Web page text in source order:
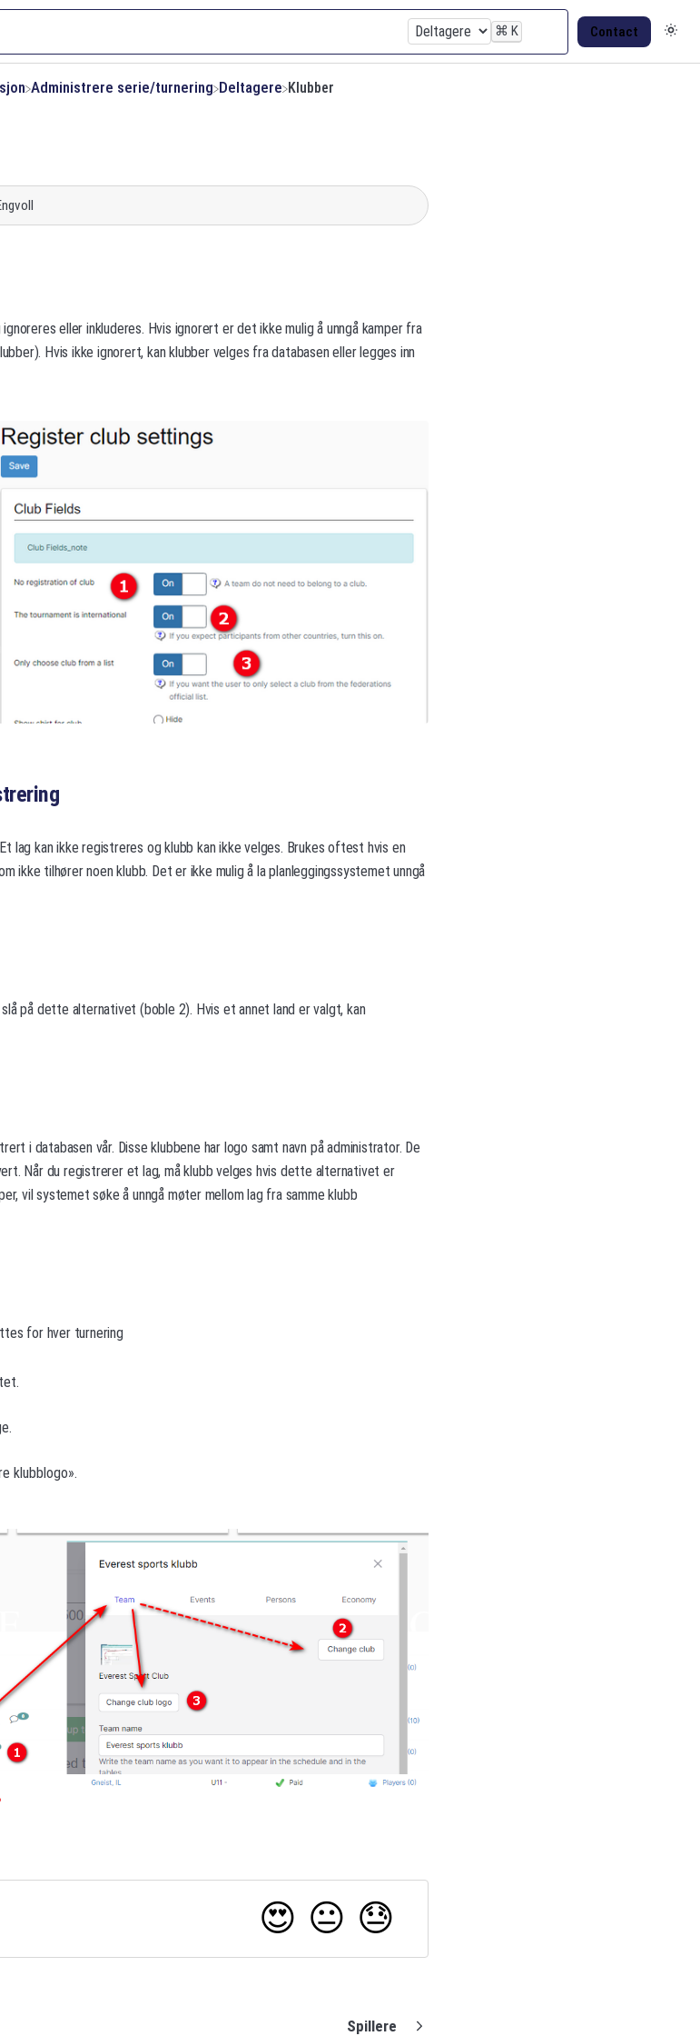
⌘ K Contact
​Administrere serie/turnering ​Deltagere Klubber
eller inkluderes. Hvis ignorert er det ikke mulig å unngå kamper fra
Hvis ikke ignorert, kan klubber velges fra databasen eller legges inn
lag kan ikke registreres og klubb kan ikke velges. Brukes oftest hvis en
ikke tilhører noen klubb. Det er ikke mulig å la planleggingssystemet unngå
på dette alternativet (boble 2). Hvis et annet land er valgt, kan
i databasen vår. Disse klubbene har logo samt navn på administrator. De
Når du registrerer et lag, må klubb velges hvis dette alternativet er
vil systemet søke å unngå møter mellom lag fra samme klubb
for hver turnering
klubblogo».
😍 😐 😓
Spillere